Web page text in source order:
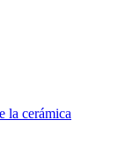
la cerámica